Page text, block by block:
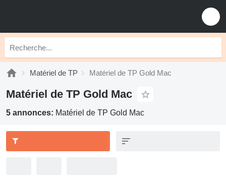
Matériel de TP Matériel de TP Gold Mac
Matériel de TP Gold Mac
5 annonces: Matériel de TP Gold Mac